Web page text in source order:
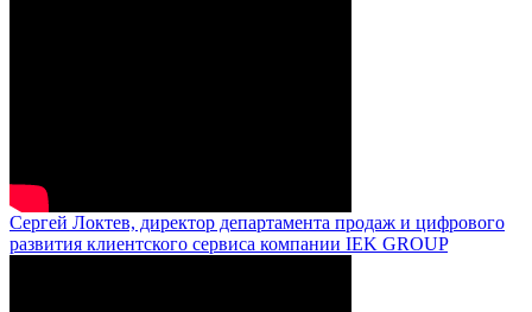
Сергей Локтев, директор департамента продаж и цифрового
развития клиентского сервиса компании IEK GROUP